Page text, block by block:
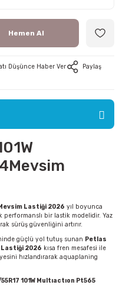
Hemen Al
Düşünce Haber Ver
Paylaş
Lastiği 2026 yıl boyunca
bir lastik modelidir. Yaz
sürüş güvenliğini artırır.
güçlü yol tutuş sunan Petlas
Lastiği 2026 kısa fren mesafesi ile
hızlandırarak aquaplaning
101W Multıactıon Pt565